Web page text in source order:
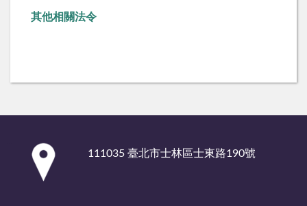
其他相關法令
111035 臺北市士林區士東路190號